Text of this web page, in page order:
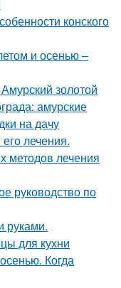
конского
и осенью –
золотой
амурские
на дачу
лечения.
методов лечения
руководство по
руками.
для кухни
Когда